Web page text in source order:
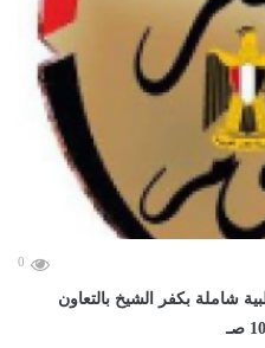
0
ينظم 4 قوافل طبية شاملة بكفر الشيخ بالتعاون